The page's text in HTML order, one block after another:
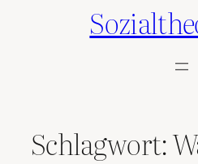
Schlagwort: